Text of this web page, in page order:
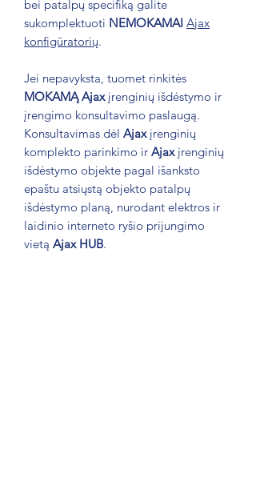
bei patalpų specifiką galite
sukomplektuoti NEMOKAMAI Ajax
konfigūratorių.
Jei nepavyksta, tuomet rinkitės
MOKAMĄ Ajax įrenginių išdėstymo ir
įrengimo konsultavimo paslaugą.
Konsultavimas dėl Ajax įrenginių
komplekto parinkimo ir Ajax įrenginių
išdėstymo objekte pagal išanksto
epaštu atsiųstą objekto patalpų
išdėstymo planą, nurodant elektros ir
laidinio interneto ryšio prijungimo
vietą Ajax HUB.